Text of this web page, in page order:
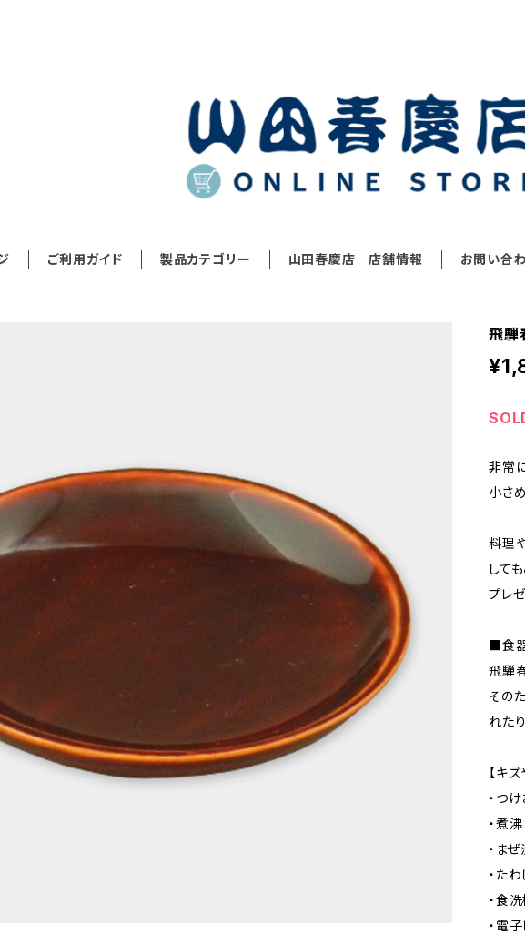
ご利用ガイド 製品カテゴリー 山田春慶店 店舗情報 お問い合
飛騨
非常
小さ
料理
して
プレ
■食器
飛騨
その
れた
【キ
・つ
・煮沸
・ま
・た
・食
・電